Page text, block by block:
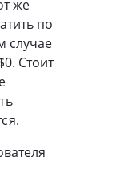
же
по
случае
Стоит